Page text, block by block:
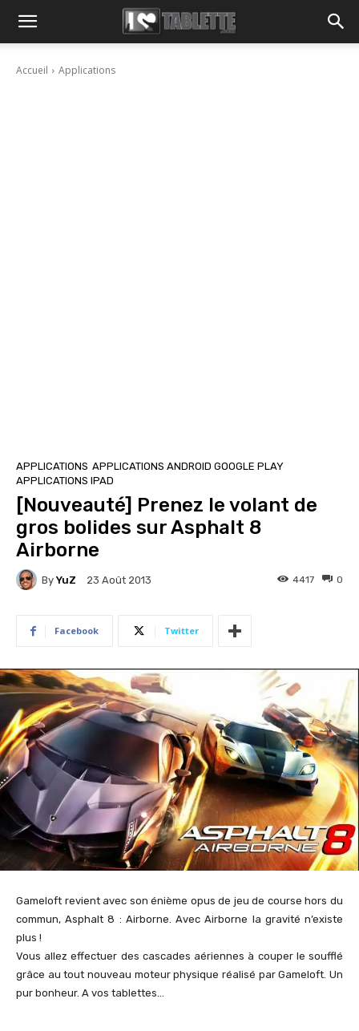
Accueil Applications
APPLICATIONS APPLICATIONS ANDROID GOOGLE PLAY
APPLICATIONS IPAD
[Nouveauté] Prenez le volant de
gros bolides sur Asphalt 8
Airborne
By YuZ 23 Août 2013 0
4417
Facebook Twitter
Gameloft revient avec son énième opus de jeu de course hors du
commun, Asphalt 8 : Airborne. Avec Airborne la gravité n’existe
plus !
Vous allez effectuer des cascades aériennes à couper le soufflé
grâce au tout nouveau moteur physique réalisé par Gameloft. Un
pur bonheur. A vos tablettes…